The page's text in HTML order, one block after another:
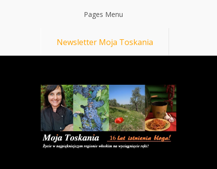
Pages Menu
Newsletter Moja Toskania